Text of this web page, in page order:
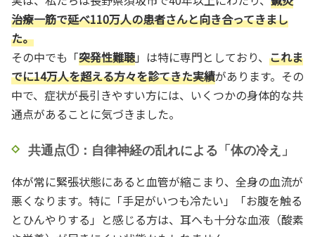
治療一筋で延べ110万人の患者さんと向き合ってきまし
た。
その中でも「突発性難聴」は特に専門としており、 これま
でに14万人を超える方々を診てきた実績があります。その
中で、症状が長引きやすい方には、いくつかの身体的な共
通点があることに気づきました。
共通点①：自律神経の乱れによる「体の冷え」
体が常に緊張状態にあると血管が縮こまり、全身の血流が
悪くなります。特に「手足がいつも冷たい」「お腹を触る
とひんやりする」と感じる方は、耳へも十分な血液（酸素